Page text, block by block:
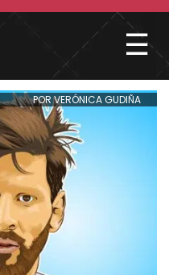
☰
POR VERÓNICA GUDIÑA